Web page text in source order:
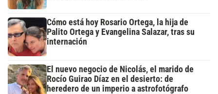
Cómo está hoy Rosario Ortega, la hija de
Palito Ortega y Evangelina Salazar, tras su
internación
El nuevo negocio de Nicolás, el marido de
Rocío Guirao Díaz en el desierto: de
heredero de un imperio a astrofotógrafo